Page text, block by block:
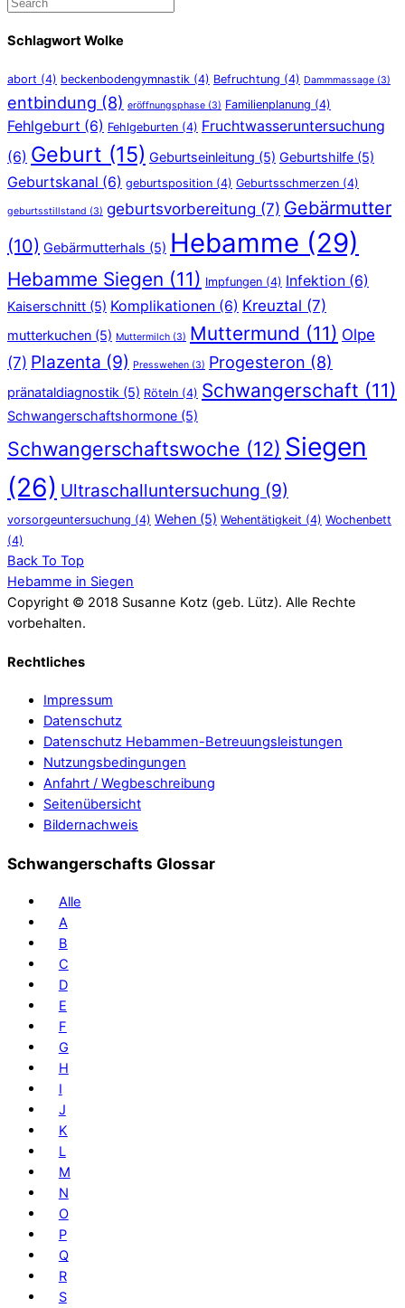
Schlagwort Wolke
abort (4) beckenbodengymnastik (4) Befruchtung (4) Dammmassage (3)
entbindung (8) eröffnungsphase (3) Familienplanung (4)
Fehlgeburt (6) Fehlgeburten (4) Fruchtwasseruntersuchung
(6) Geburt (15) Geburtseinleitung (5) Geburtshilfe (5)
Geburtskanal (6) geburtsposition (4) Geburtsschmerzen (4)
geburtsstillstand (3) geburtsvorbereitung (7) Gebärmutter
(10) Gebärmutterhals (5) Hebamme (29)
Hebamme Siegen (11) Impfungen (4) Infektion (6)
Kaiserschnitt (5) Komplikationen (6) Kreuztal (7)
mutterkuchen (5) Muttermilch (3) Muttermund (11) Olpe
(7) Plazenta (9) Presswehen (3) Progesteron (8)
pränataldiagnostik (5) Röteln (4) Schwangerschaft (11)
Schwangerschaftshormone (5)
Schwangerschaftswoche (12) Siegen
(26) Ultraschalluntersuchung (9)
vorsorgeuntersuchung (4) Wehen (5) Wehentätigkeit (4) Wochenbett
(4)
Back To Top
Hebamme in Siegen
Copyright © 2018 Susanne Kotz (geb. Lütz). Alle Rechte
vorbehalten.
Rechtliches
Impressum
Datenschutz
Datenschutz Hebammen-Betreuungsleistungen
Nutzungsbedingungen
Anfahrt / Wegbeschreibung
Seitenübersicht
Bildernachweis
Schwangerschafts Glossar
Alle
A
B
C
D
E
F
G
H
I
J
K
L
M
N
O
P
Q
R
S